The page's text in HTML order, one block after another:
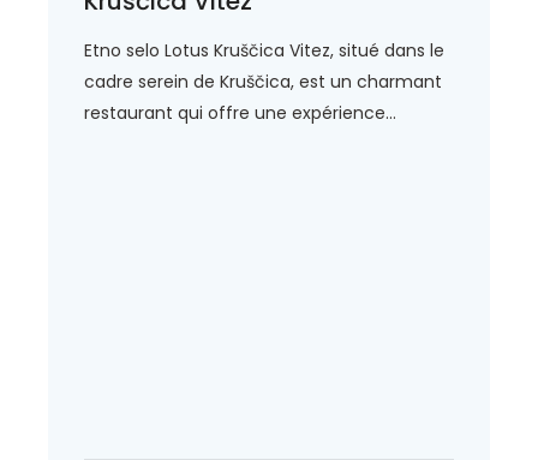
Etno selo Lotus Kruščica Vitez, situé dans le
cadre serein de Kruščica, est un charmant
restaurant qui offre une expérience...